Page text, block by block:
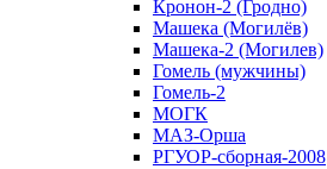
Кронон-2 (Гродно)
Машека (Могилёв)
Машека-2 (Могилев)
Гомель (мужчины)
Гомель-2
МОГК
МАЗ-Орша
РГУОР-сборная-2008